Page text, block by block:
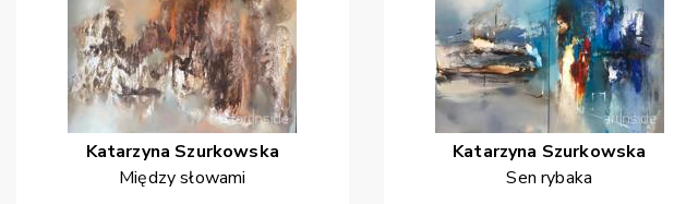
Katarzyna Szurkowska
Między słowami
Katarzyna Szurkowska
Sen rybaka